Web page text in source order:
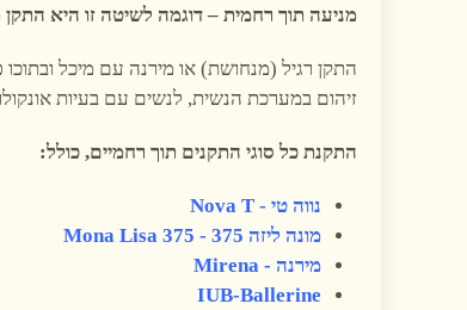
מניעה תוך רחמית – דוגמה לשיטה זו היא התקן
זיהום במערכת הנשית, לנשים עם בעיות
התקנת כל סוגי התקנים תוך רחמיים, כולל:
נווה טי -
Nova T
מונה ליזה 375
-
Mona Lisa 375
מירנה - Mirena
IUB-Ballerine